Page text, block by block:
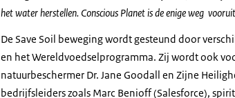
het water herstellen. Conscious Planet is de enige weg
De Save Soil beweging wordt gesteund door
en het Wereldvoedselprogramma. Zij wordt ook
natuurbeschermer Dr. Jane Goodall en Zijne
bedrijfsleiders zoals Marc Benioff (Salesforce),